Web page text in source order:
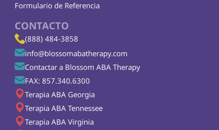
Formulario de Referencia
CONTACTO
(888) 484-3858
info@blossomabatherapy.com
Contactar a Blossom ABA Therapy
FAX: 857.340.6300
Terapia ABA Georgia
Terapia ABA Tennessee
Terapia ABA Virginia